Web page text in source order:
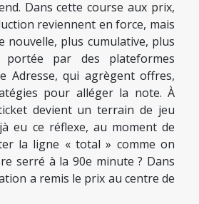
Dans cette course aux prix,
reviennent en force, mais
nouvelle, plus cumulative, plus
portée par des plateformes
Adresse, qui agrègent offres,
pour alléger la note. À
devient un terrain de jeu
eu ce réflexe, au moment de
la ligne « total » comme on
serré à la 90e minute ? Dans
a remis le prix au centre de